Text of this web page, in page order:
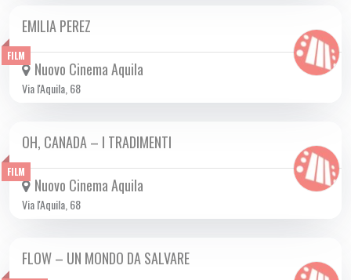
FILM
DA GIO 09/01 A MER 05/03 2025
EMILIA PEREZ
Nuovo Cinema Aquila
Via l'Aquila, 68
FILM
DA GIO 16/01 A MER 29/01 2025
OH, CANADA – I TRADIMENTI
Nuovo Cinema Aquila
Via l'Aquila, 68
DA GIO 12/12 A MER 12/03 2025
FLOW – UN MONDO DA SALVARE